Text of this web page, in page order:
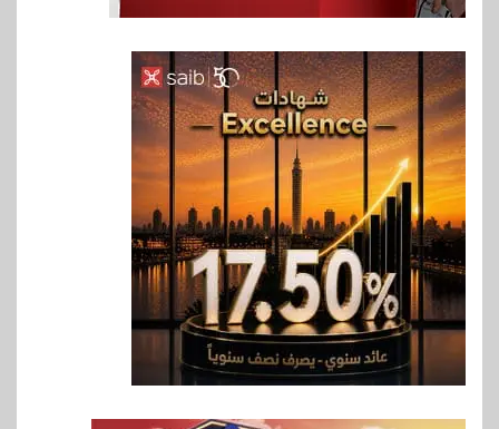
6
اخبار
غرفة القاهرة تنظم ندوة إلكترونية
لدعم الصادرات وتحقيق
مستهدفات رؤية مصر 2030
7
بنوك
بنك مصر يشارك في فعالية اليوم
العالمي للشباب ويقدم العديد من
العروض المجانية